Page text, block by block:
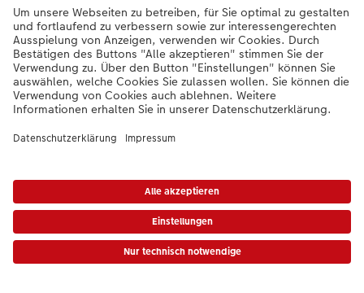
Bei Fragen zu Produkten oder der Bestellung können Sie uns gerne von
Montag bis Samstag von 8:00 – 20:00 Uhr und Sonntag von 10:00 –
20:00 Uhr (gesetzliche Feiertage ausgenommen) unter der
Telefonnummer044 499 10 36kontaktieren.
DE |FR|IT
*Die Preise gelten inkl. MWST zzgl. Versandkosten gem.
Produkt hat ggfs. einen höheren Preis.
Datenschutz|Impressum